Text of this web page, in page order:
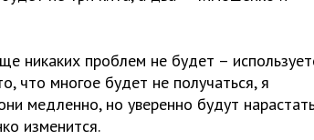
никаких проблем не будет –
что многое будет не получаться, я
медленно, но уверенно будут
изменится.